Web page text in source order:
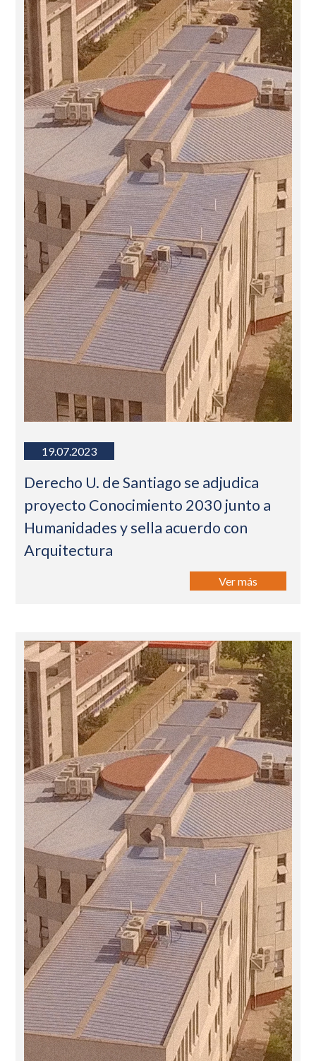
19.07.2023
Derecho U. de Santiago se adjudica
proyecto Conocimiento 2030 junto a
Humanidades y sella acuerdo con
Arquitectura
Ver más